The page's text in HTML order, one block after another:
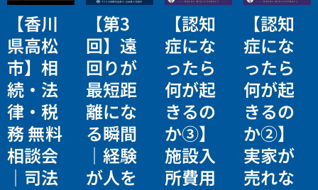
【香川
県高松
市】相
続・法
律・税
務 無料
相談会
｜司法
【第3
回】遠
回りが
最短距
離にな
る瞬間
｜経験
が人を
【認知
症にな
ったら
何が起
きるの
か③】
施設入
所費用
【認知
症にな
ったら
何が起
きるの
か②】
実家が
売れな